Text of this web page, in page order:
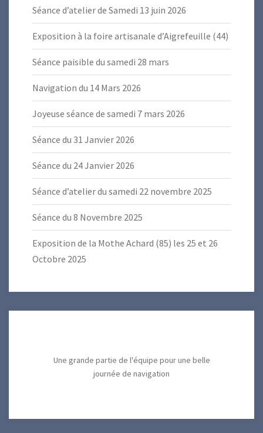
Séance d’atelier de Samedi 13 juin 2026
Exposition à la foire artisanale d’Aigrefeuille (44)
Séance paisible du samedi 28 mars
Navigation du 14 Mars 2026
Joyeuse séance de samedi 7 mars 2026
Séance du 31 Janvier 2026
Séance du 24 Janvier 2026
Séance d’atelier du samedi 22 novembre 2025
Séance du 8 Novembre 2025
Exposition de la Mothe Achard (85) les 25 et 26
Octobre 2025
Une grande partie de l'équipe pour une belle
journée de navigation